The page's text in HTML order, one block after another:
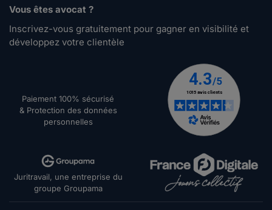
Vous êtes avocat ?
Inscrivez-vous gratuitement pour gagner en visibilité et
développez votre clientèle
Paiement 100% sécurisé
& Protection des données
personnelles
Juritravail, une entreprise du
groupe Groupama